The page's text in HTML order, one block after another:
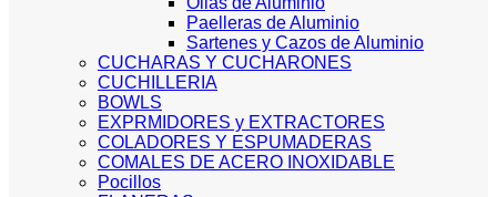
Paelleras de Aluminio
Sartenes y Cazos de Aluminio
CUCHARAS Y CUCHARONES
CUCHILLERIA
BOWLS
EXPRMIDORES y EXTRACTORES
COLADORES Y ESPUMADERAS
COMALES DE ACERO INOXIDABLE
Pocillos